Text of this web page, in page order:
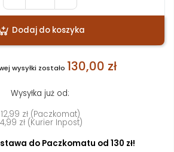
Dodaj do koszyka
wysyłki zostało 130,00 zł
Wysyłka już od:
12,99 zł (Paczkomat)
zł (Kurier Inpost)
do Paczkomatu od 130 zł!